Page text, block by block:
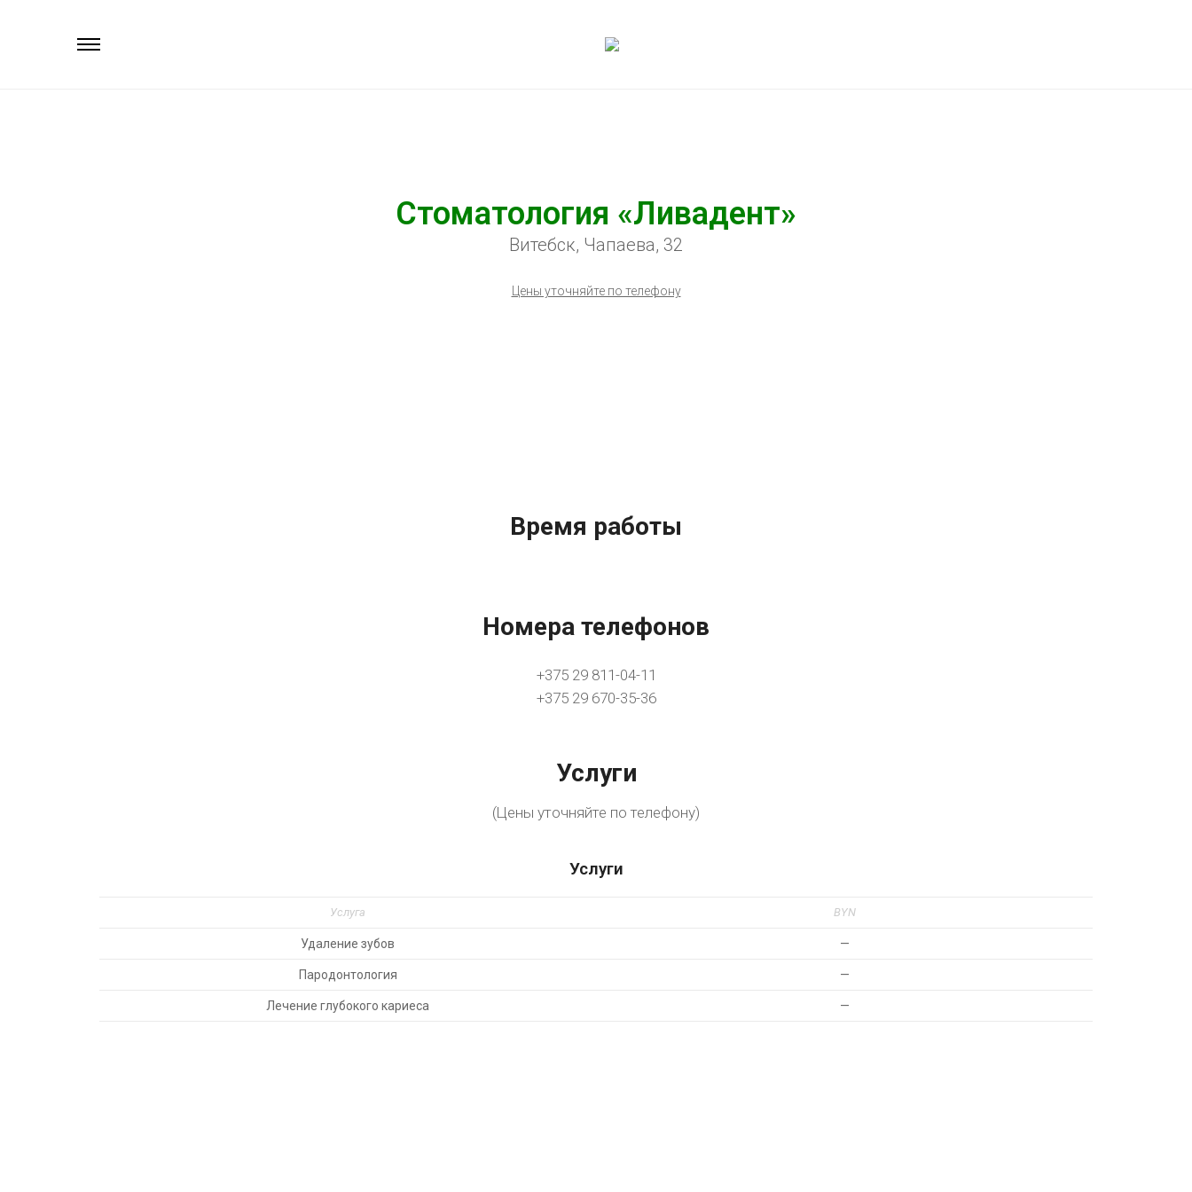
Стоматология «Ливадент»
Витебск, Чапаева, 32
Цены уточняйте по телефону
Время работы
Номера телефонов
+375 29 811-04-11
+375 29 670-35-36
Услуги
(Цены уточняйте по телефону)
Услуги
Услуга BYN
Удаление зубов —
Пародонтология —
Лечение глубокого кариеса —